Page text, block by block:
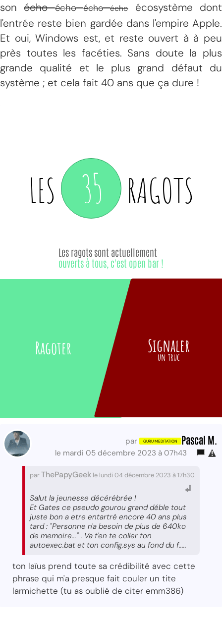
sonéchoécho écho échoécosystème dont
l'entrée reste bien gardée dans l'empire Apple.
Et oui, Windows est, et reste ouvert à à peu
près toutes les facéties. Sans doute la plus
grande qualité et le plus grand défaut du
système ; et cela fait 40 ans que ça dure !
LES 35 RAGOTS
Ragoter
Les ragots sont actuellement
ouverts à tous, c'est open bar !
Signaler
un truc
par Pascal M.
le mardi 05 décembre 2023 à 07h43
parThePapyGeek le lundi 04 décembre 2023 à 17h30
Salut la jeunesse décérébrée !
Et Gates ce pseudo gourou grand déble tout
juste bon a etre entartré encore 40 ans plus
tard : "Personne n'a besoin de plus de 640ko
de memoire..." . Va t'en te coller ton
autoexec.bat et ton config.sys au fond du f.....
ton laïus prend toute sa crédibilité avec cette
phrase qui m'a presque fait couler un tite
larmichette (tu as oublié de citer emm386)